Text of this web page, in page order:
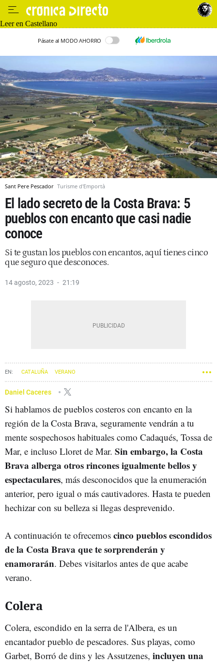
Leer en Castellano
Pásate al MODO AHORRO
Sant Pere Pescador Turisme d'Emportà
El lado secreto de la Costa Brava: 5
pueblos con encanto que casi nadie
conoce
Si te gustan los pueblos con encantos, aquí tienes cinco
que seguro que desconoces.
14 agosto, 2023 21:19
CATALUÑA VERANO
Daniel Caceres
Si hablamos de pueblos costeros con encanto en la
región de la Costa Brava, seguramente vendrán a tu
mente sospechosos habituales como Cadaqués, Tossa de
Mar, e incluso Lloret de Mar. Sin embargo, la Costa
Brava alberga otros rincones igualmente bellos y
espectaculares, más desconocidos que la enumeración
anterior, pero igual o más cautivadores. Hasta te pueden
hechizar con su belleza si llegas desprevenido.
A continuación te ofrecemos cinco pueblos escondidos
de la Costa Brava que te sorprenderán y
enamorarán. Debes visitarlos antes de que acabe
verano.
Colera
Colera, escondido en la serra de l'Albera, es un
encantador pueblo de pescadores. Sus playas, como
Garbet, Borró de dins y les Assutzenes, incluyen una